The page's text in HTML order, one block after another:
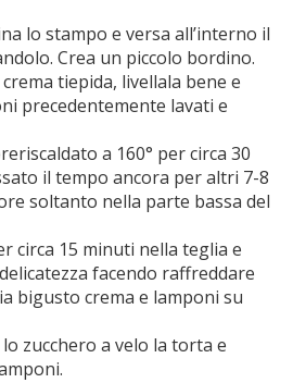
lo stampo e versa all’interno il
Crea un piccolo bordino.
tiepida, livellala bene e
precedentemente lavati e
a 160° per circa 30
il tempo ancora per altri 7-8
soltanto nella parte bassa del
circa 15 minuti nella teglia e
facendo raffreddare
bigusto crema e lamponi su
zucchero a velo la torta e